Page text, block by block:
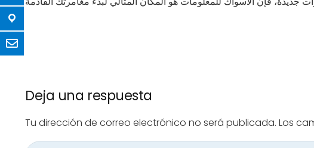
Deja una respuesta
Tu dirección de correo electrónico no será publicada. Los